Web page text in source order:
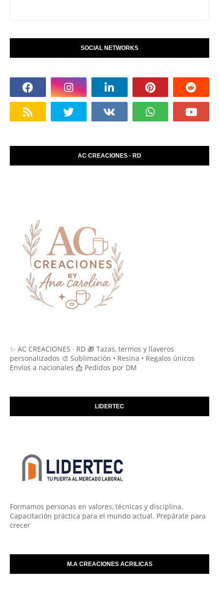
SOCIAL NETWORKS
AC CREACIONES · RD
✨ AC CREACIONES · RD 🎁 Tazas, termos y llaveros
personalizados 🎨 Sublimación • Resina • Regalos únicos
Envíos a nacionales 📩 Pedidos por DM
LIDERTEC
Formamos personas en valores, técnicas y disciplina.
Capacitación práctica para el mundo actual. Prepárate para
crecer
M.A CREACIONES ACRILICAS